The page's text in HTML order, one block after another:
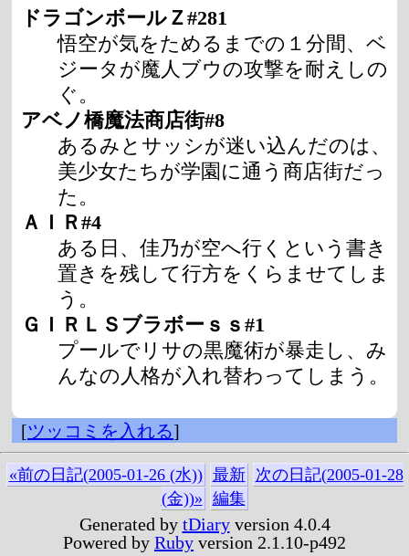
ドラゴンボールＺ#281
悟空が気をためるまでの１分間、ベ
ジータが魔人ブウの攻撃を耐えしの
ぐ。
アベノ橋魔法商店街#8
あるみとサッシが迷い込んだのは、
美少女たちが学園に通う商店街だっ
た。
ＡＩＲ#4
ある日、佳乃が空へ行くという書き
置きを残して行方をくらませてしま
う。
ＧＩＲＬＳブラボーｓｓ#1
プールでリサの黒魔術が暴走し、み
んなの人格が入れ替わってしまう。
[ツッコミを入れる]
«前の日記(2005-01-26 (水)) 最新
次の日記(2005-01-28
(金))» 編集
Generated by tDiaryversion 4.0.4
Powered by Ruby version 2.1.10-p492